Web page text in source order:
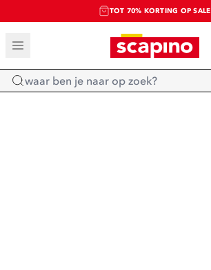
TOT 70% KORTING OP SALE
SALE: LAATSTE KANS!
SHOP NIEUW
Home